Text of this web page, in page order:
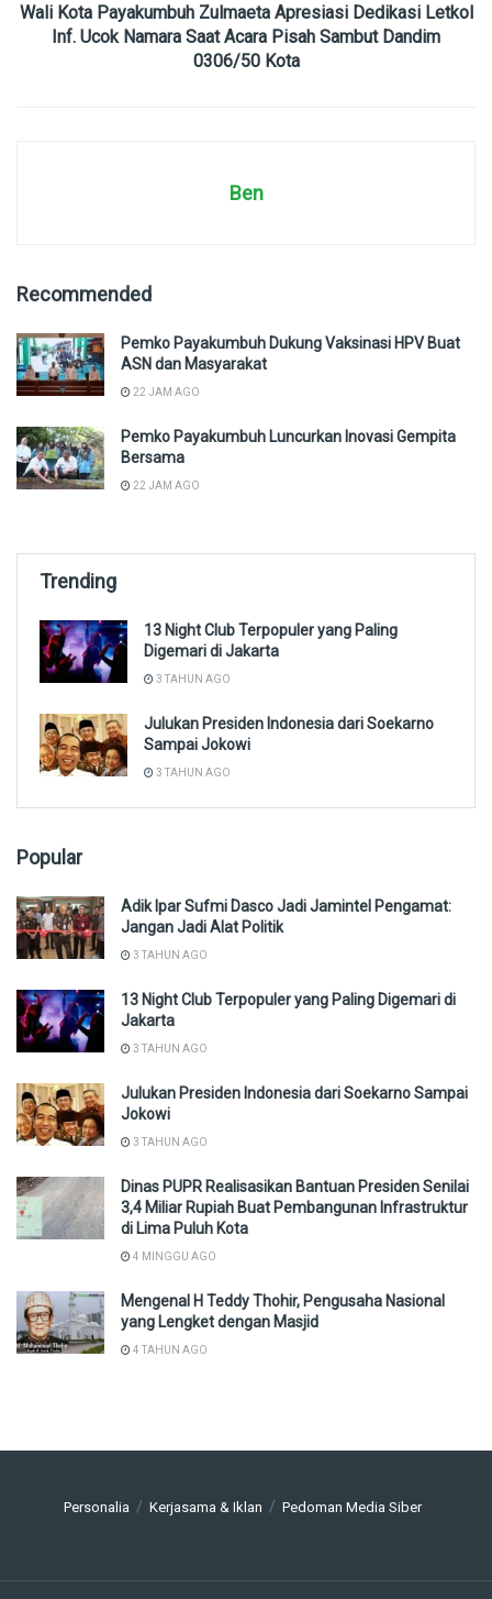
Wali Kota Payakumbuh Zulmaeta Apresiasi Dedikasi Letkol
Inf. Ucok Namara Saat Acara Pisah Sambut Dandim
0306/50 Kota
Ben
Recommended
Pemko Payakumbuh Dukung Vaksinasi HPV Buat
ASN dan Masyarakat
22 JAM AGO
Pemko Payakumbuh Luncurkan Inovasi Gempita
Bersama
22 JAM AGO
Trending
13 Night Club Terpopuler yang Paling
Digemari di Jakarta
3 TAHUN AGO
Julukan Presiden Indonesia dari Soekarno
Sampai Jokowi
3 TAHUN AGO
Popular
Adik Ipar Sufmi Dasco Jadi Jamintel Pengamat:
Jangan Jadi Alat Politik
3 TAHUN AGO
13 Night Club Terpopuler yang Paling Digemari di
Jakarta
3 TAHUN AGO
Julukan Presiden Indonesia dari Soekarno Sampai
Jokowi
3 TAHUN AGO
Dinas PUPR Realisasikan Bantuan Presiden Senilai
3,4 Miliar Rupiah Buat Pembangunan Infrastruktur
di Lima Puluh Kota
4 MINGGU AGO
Mengenal H Teddy Thohir, Pengusaha Nasional
yang Lengket dengan Masjid
4 TAHUN AGO
Personalia Kerjasama & Iklan Pedoman Media Siber